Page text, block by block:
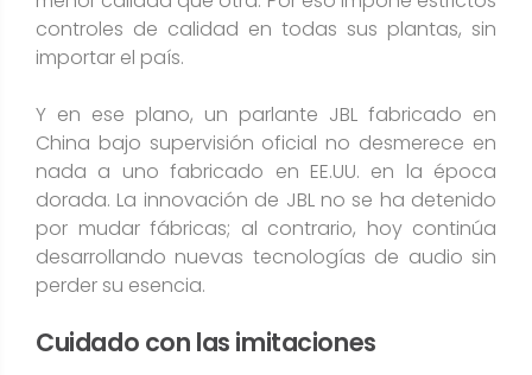
controles de calidad en todas sus plantas, sin
importar el país​.
Y en ese plano, un parlante JBL fabricado en
China bajo supervisión oficial no desmerece en
nada a uno fabricado en EE.UU. en la época
dorada. La innovación de JBL no se ha detenido
por mudar fábricas; al contrario, hoy continúa
desarrollando nuevas tecnologías de audio sin
perder su esencia​.
Cuidado con las imitaciones